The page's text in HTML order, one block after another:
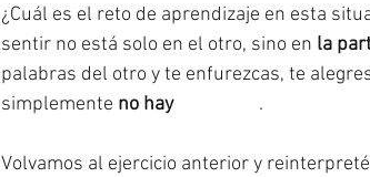
¿Cuál es el reto de aprendizaje en esta
sentir no está solo en el otro, sino en la
palabras del otro y te enfurezcas, te
simplemente no hay .
Volvamos al ejercicio anterior y